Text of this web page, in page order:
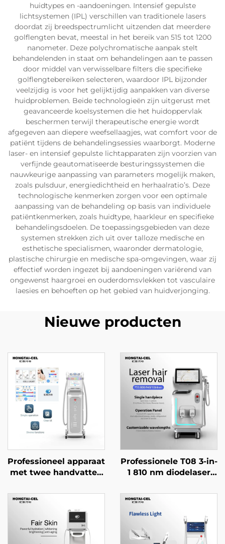
huidtypes en -aandoeningen. Intensief gepulste
lichtsystemen (IPL) verschillen van traditionele lasers
doordat zij breedspectrumlicht uitzenden dat meerdere
golflengten bevat, meestal in het bereik van 515 tot 1200
nanometer. Deze polychromatische aanpak stelt
behandelenden in staat om behandelingen aan te passen
door middel van verwisselbare filters die specifieke
golflengtebereiken selecteren, waardoor IPL bijzonder
veelzijdig is voor het gelijktijdig aanpakken van diverse
huidproblemen. Beide technologieën zijn uitgerust met
geavanceerde koelsystemen die het huidoppervlak
beschermen terwijl therapeutische energie wordt
afgegeven aan diepere weefsellaagjes, wat comfort voor de
patiënt tijdens de behandelingsessies waarborgt. Moderne
laser- en intensief gepulste lichtapparaten zijn voorzien van
verfijnde geautomatiseerde besturingssystemen die
nauwkeurige aanpassing van parameters mogelijk maken,
zoals pulsduur, energiedichtheid en herhaalratio’s. Deze
technologische kenmerken zorgen voor een optimale
aanpassing van de behandeling op basis van individuele
patiëntkenmerken, zoals huidtype, haarkleur en specifieke
behandelingsdoelen. De toepassingsgebieden van deze
systemen strekken zich uit over talloze medische en
esthetische specialismen, waaronder dermatologie,
plastische chirurgie en medische spa-omgevingen, waar zij
effectief worden ingezet bij aandoeningen variërend van
ongewenst haargroei en ouderdomsvlekken tot vasculaire
laesies en behoeften op het gebied van huidverjonging.
Nieuwe producten
Professioneel apparaat
met twee handvatten
lichttherapie, voor
professionele
huidverheldering,
verjonging en anti-
aging in
Professionele T08 3-in-
1 810 nm diodelaser
dubbele handgreep,
6/12×12/12×24 mm vlek
voor gezicht, lichaam